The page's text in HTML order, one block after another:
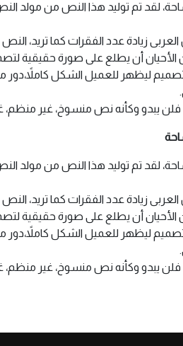
تم توليد هذا النص من مولد
زيادة عدد الفقرات كما تريد،
أن يطلع على صورة حقيقية
ليظهر للعميل الشكل كاملاً،دور
يبدو وكأنه نص منسوخ، غير منظم،
تم توليد هذا النص من مولد
زيادة عدد الفقرات كما تريد،
أن يطلع على صورة حقيقية
ليظهر للعميل الشكل كاملاً،دور
يبدو وكأنه نص منسوخ، غير منظم،